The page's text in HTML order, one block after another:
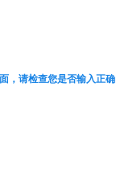
，请检查您是否输入正确